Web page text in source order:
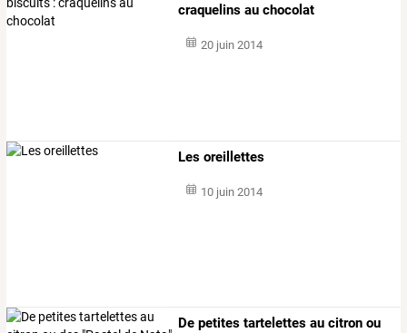
craquelins au chocolat
20 juin 2014
Les oreillettes
10 juin 2014
De petites tartelettes au citron ou